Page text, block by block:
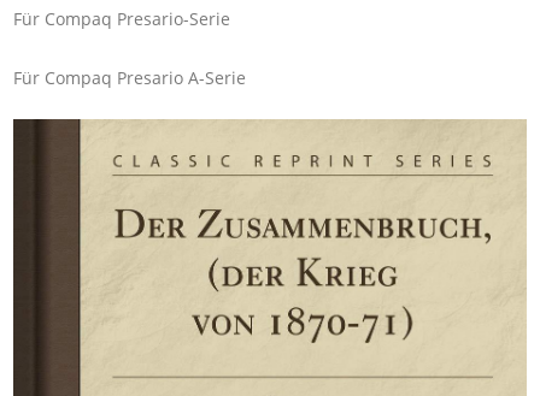
Für Compaq Presario-Serie
Für Compaq Presario A-Serie